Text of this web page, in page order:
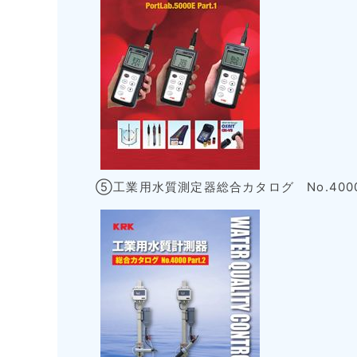
⑤工業用水質測定器総合カタログ